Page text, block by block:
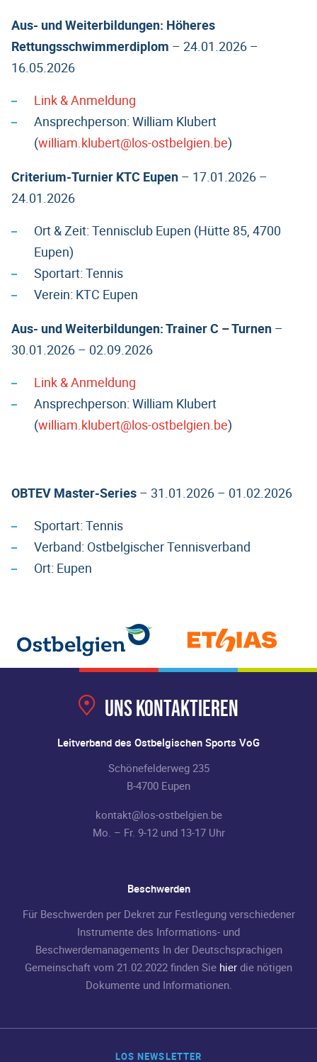
Aus- und Weiterbildungen: Höheres
Rettungsschwimmerdiplom – 24.01.2026 –
16.05.2026
Link & Anmeldung
Ansprechperson: William Klubert
(william.klubert@los-ostbelgien.be)
Criterium-Turnier KTC Eupen – 17.01.2026 –
24.01.2026
Ort & Zeit: Tennisclub Eupen (Hütte 85, 4700
Eupen)
Sportart: Tennis
Verein: KTC Eupen
Aus- und Weiterbildungen: Trainer C – Turnen –
30.01.2026 – 02.09.2026
Link & Anmeldung
Ansprechperson: William Klubert
(william.klubert@los-ostbelgien.be)
OBTEV Master-Series – 31.01.2026 – 01.02.2026
Sportart: Tennis
Verband: Ostbelgischer Tennisverband
Ort: Eupen
LOS NEWSLETTER
Uns kontaktieren
Leitverband des Ostbelgischen Sports VoG
Schönefelderweg 235
B-4700 Eupen
kontakt@los-ostbelgien.be
Mo. – Fr. 9-12 und 13-17 Uhr
Beschwerden
Für Beschwerden per Dekret zur Festlegung verschiedener
Instrumente des Informations- und
Beschwerdemanagements In der Deutschsprachigen
Gemeinschaft vom 21.02.2022 finden Sie hier die nötigen
Dokumente und Informationen.